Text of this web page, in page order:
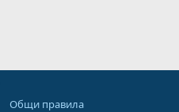
Общи правила